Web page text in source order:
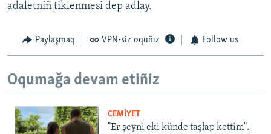
adaletniñ tiklenmesi dep adlay.
Paylaşmaq VPN-siz oquñız Follow us
Oqumağa devam etiñiz
CEMİYET
"Er şeyni eki künde taşlap kettim".